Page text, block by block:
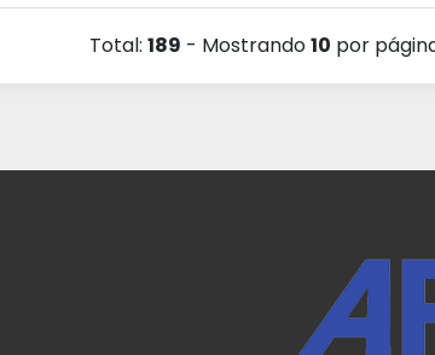
Total: 189 - Mostrando10 por